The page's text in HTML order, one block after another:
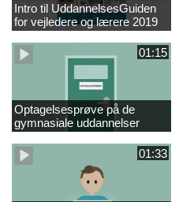
Intro til UddannelsesGuiden
for vejledere og lærere 2019
01:15
Optagelsesprøve på de
gymnasiale uddannelser
01:33